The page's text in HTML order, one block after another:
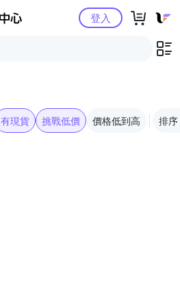
Yahoo購物中心登入
有現貨 挑戰低價 價格低到高 排序